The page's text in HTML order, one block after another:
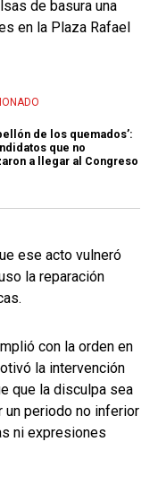
de basura una
en la Plaza Rafael
de los quemados’:
que no
a llegar al Congreso
ese acto vulneró
la reparación
con la orden en
la intervención
que la disculpa sea
periodo no inferior
ni expresiones